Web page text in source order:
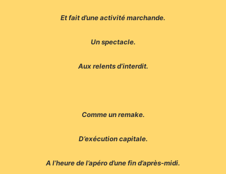
Et fait d’une activité marchande.
Un spectacle.
Aux relents d’interdit.
Comme un remake.
D’exécution capitale.
A l’heure de l’apéro d’une fin d’après-midi.